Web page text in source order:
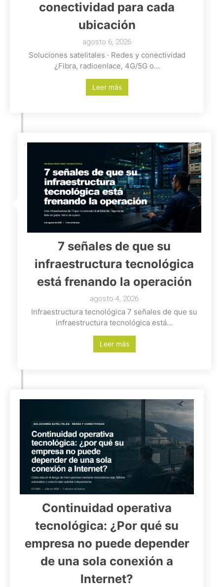
conectividad para cada
ubicación
agosto 6, 2026
Soluciones satelitales · Redes y conectividad
¿Fibra, radioenlace, 4G/5G o…
Leer más
7 señales de que su
infraestructura tecnológica
está frenando la operación
agosto 4, 2026
Infraestructura tecnológica 7 señales de que su
infraestructura tecnológica está…
Leer más
Continuidad operativa
tecnológica: ¿Por qué su
empresa no puede depender
de una sola conexión a
Internet?